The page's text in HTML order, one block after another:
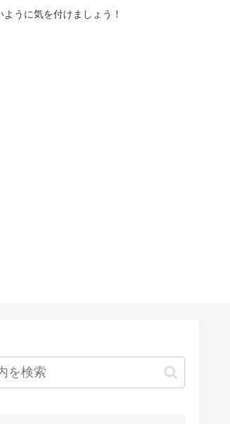
うに気を付けましょう！